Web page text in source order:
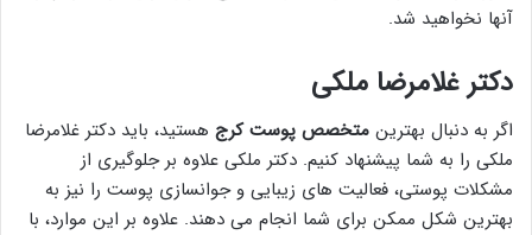
آنها نخواهید شد.
دکتر غلامرضا ملکی
اگر به دنبال بهترین متخصص پوست کرج هستید، باید دکتر غلامرضا
ملکی را به شما پیشنهاد کنیم. دکتر ملکی علاوه بر جلوگیری از
مشکلات پوستی، فعالیت های زیبایی و جوانسازی پوست را نیز به
بهترین شکل ممکن برای شما انجام می دهند. علاوه بر این موارد، با